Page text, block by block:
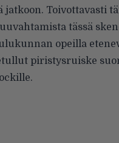
jatkoon. Toivottavasti
tässä
opeilla
piristysruiske